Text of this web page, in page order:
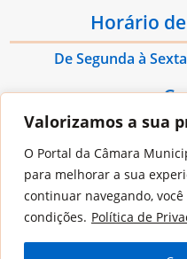
Valorizamos a sua
O Portal da Câmara
para melhorar a sua
continuar navegando,
condições. Política de
Horário
De Segunda à
E-mail:
© 2026Jooi-